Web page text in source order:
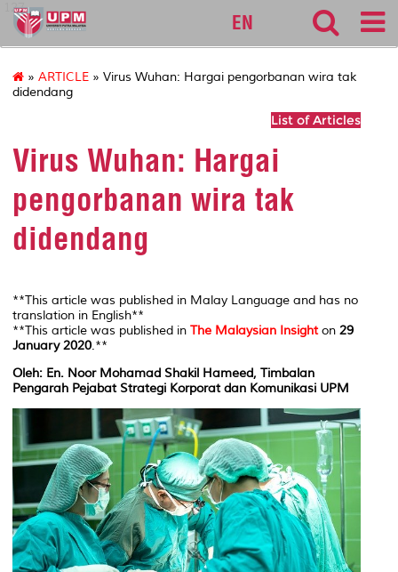
127
EN
» ARTICLE » Virus Wuhan: Hargai pengorbanan wira tak
didendang
List of Articles
Virus Wuhan: Hargai
pengorbanan wira tak
didendang
**This article was published in Malay Language and has no
translation in English**
**This article was published in The Malaysian Insighton 29
January 2020.**
Oleh: En. Noor Mohamad Shakil Hameed, Timbalan
Pengarah Pejabat Strategi Korporat dan Komunikasi UPM